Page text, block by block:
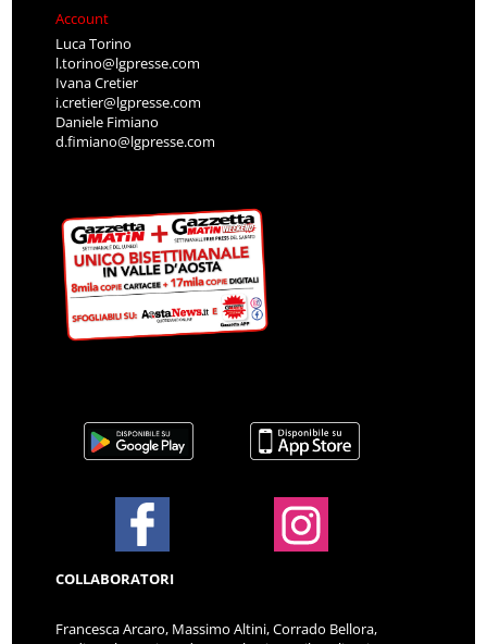
Account
Luca Torino
l.torino@lgpresse.com
Ivana Cretier
i.cretier@lgpresse.com
Daniele Fimiano
d.fimiano@lgpresse.com
COLLABORATORI
Francesca Arcaro, Massimo Altini, Corrado Bellora,